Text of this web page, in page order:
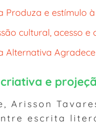
Produza e estímulo
cultural, acesso e
Alternativa Agradece
e
Arisson
escrita